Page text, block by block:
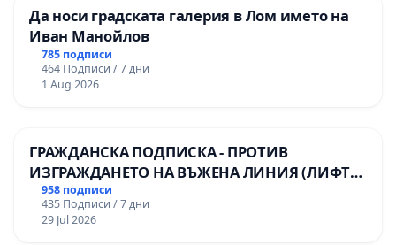
Да носи градската галерия в Лом името на
Иван Манойлов
785 подписи
464 Подписи / 7 дни
1 Aug 2026
ГРАЖДАНСКА ПОДПИСКА - ПРОТИВ
ИЗГРАЖДАНЕТО НА ВЪЖЕНА ЛИНИЯ (ЛИФТ)
НА ТЕРИТОРИЯТА НА ПРИРОДНА
ЗАБЕЛЕЖИТЕЛНОСТ „ХЪЛМ НА
ОСВОБОДИТЕЛИТЕ“ (БУНАРДЖИК)
958 подписи
435 Подписи / 7 дни
29 Jul 2026